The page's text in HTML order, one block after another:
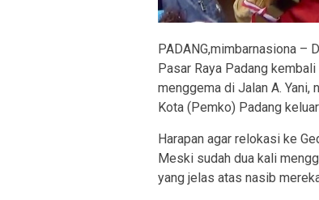
PADANG,mimbarnasiona –
Pasar Raya Padang
menggema di Jalan A. Yani,
Kota (Pemko) Padang
Harapan agar relokasi ke
Meski sudah dua kali
yang jelas atas nasib